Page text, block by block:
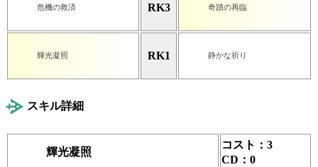
危機の救済 RK3 奇蹟の再臨
輝光凝照 RK1 静かな祈り
スキル詳細
輝光凝照
コスト：3
CD：0